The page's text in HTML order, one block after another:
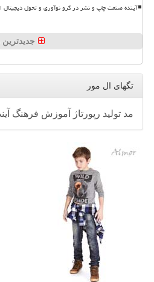
آینده صنعت چاپ و نشر در گرو نوآوری و تحول
جدیدترین
تگهای ال مور
مد تولید رپورتاژ آموزش فرهنگ